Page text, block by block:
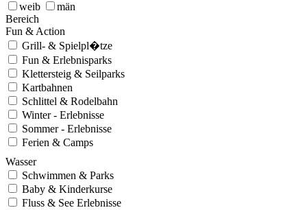
weib
män
Bereich
Fun & Action
Grill- & Spielpl�tze
Fun & Erlebnisparks
Klettersteig & Seilparks
Kartbahnen
Schlittel & Rodelbahn
Winter - Erlebnisse
Sommer - Erlebnisse
Ferien & Camps
Wasser
Schwimmen & Parks
Baby & Kinderkurse
Fluss & See Erlebnisse